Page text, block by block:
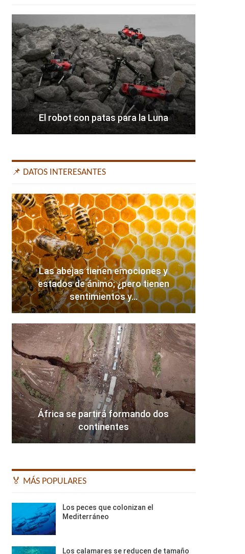
El robot con patas para la Luna
📌 DATOS INTERESANTES
Las abejas tienen emociones y
estados de ánimo; ¿pero tienen
sentimientos y…
África se partirá formando dos
continentes
🏅 MÁS POPULARES
Los peces que colonizan el
Mediterráneo
Los calamares se reducen de tamaño